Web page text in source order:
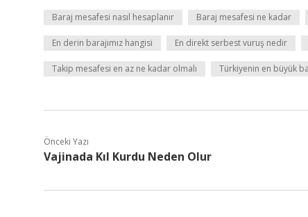
Baraj mesafesi nasıl hesaplanır Baraj mesafesi ne kadar
En derin barajımız hangisi En direkt serbest vuruş nedir
Takip mesafesi en az ne kadar olmalı Türkiyenin en büyük
Önceki Yazı
Vajinada Kıl Kurdu Neden Olur